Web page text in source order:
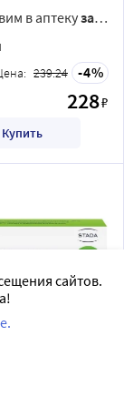
в аптекузавтра
239.24 4
228₽
Купить
наружного
25 гр
сайтов.